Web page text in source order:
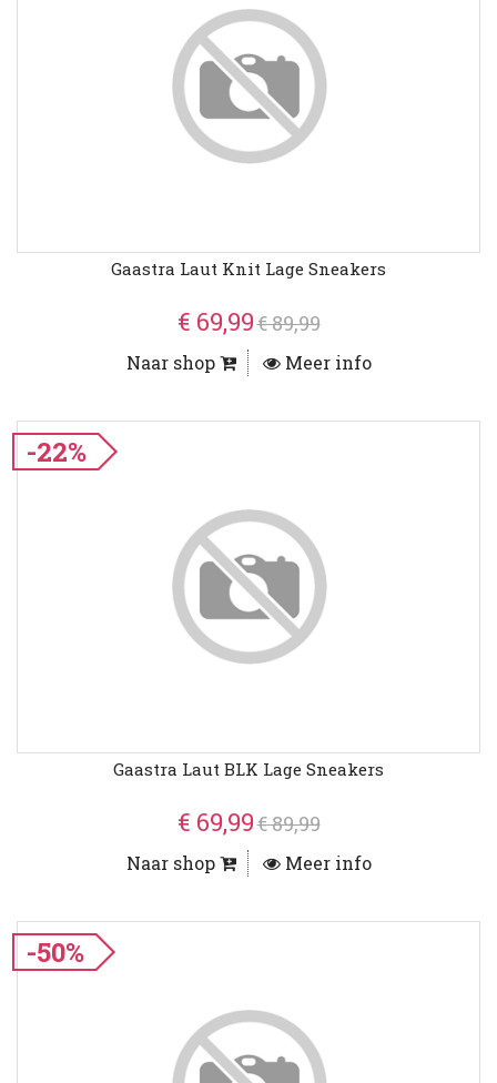
Gaastra Laut Knit Lage Sneakers
€ 69,99€ 89,99
Naar shop Meer info
-22%
Gaastra Laut BLK Lage Sneakers
€ 69,99€ 89,99
Naar shop Meer info
-50%